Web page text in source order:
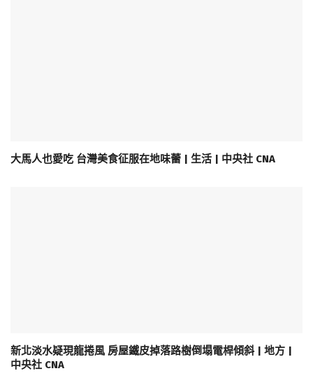
大馬人也愛吃 台灣美食征服在地味蕾 | 生活 | 中央社 CNA
新北淡水疑現龍捲風 房屋鐵皮掉落路樹倒塌電桿傾斜 | 地方 |
中央社 CNA